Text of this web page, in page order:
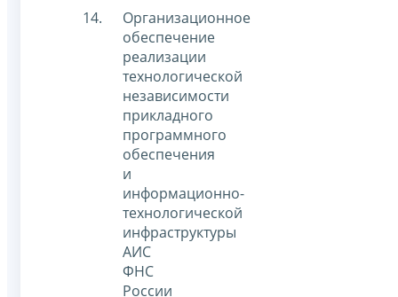
Организационное
обеспечение
реализации
технологической
независимости
прикладного
программного
обеспечения
и
информационно-
технологической
инфраструктуры
АИС
ФНС
России